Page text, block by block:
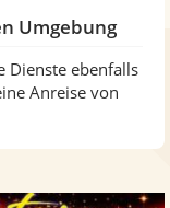
Umgebung
Dienste ebenfalls
Anreise von